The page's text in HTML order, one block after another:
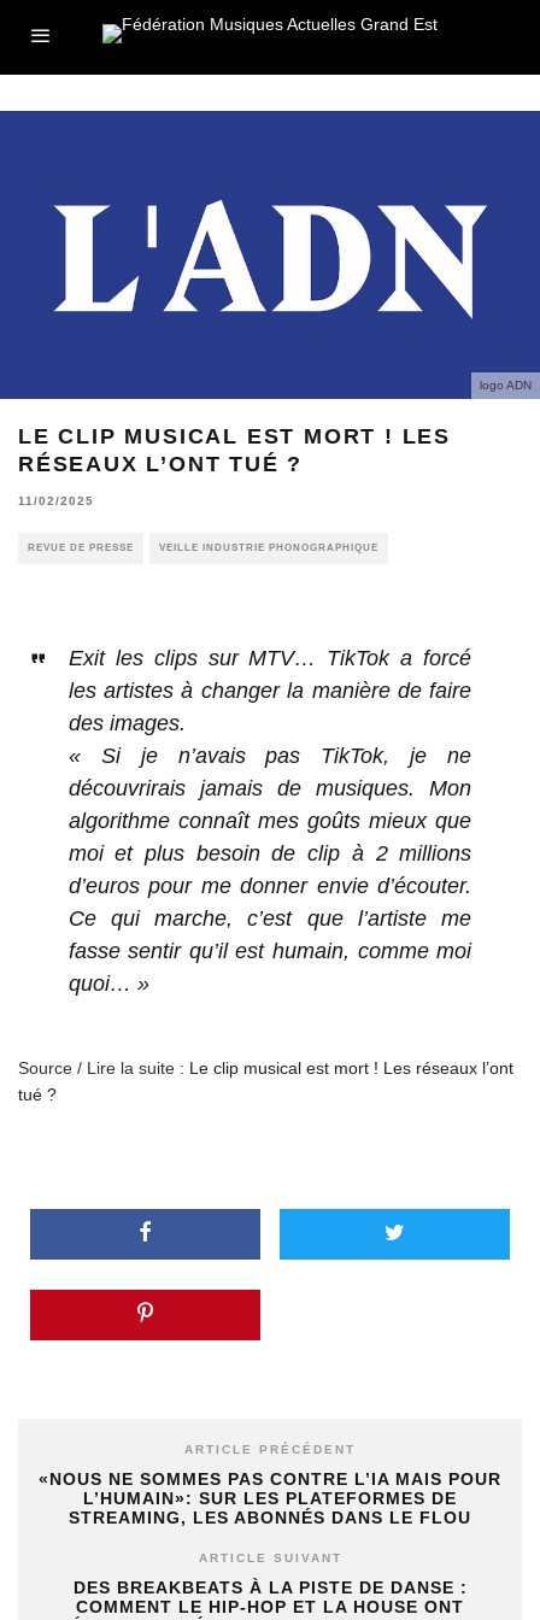
logo ADN
LE CLIP MUSICAL EST MORT ! LES
RÉSEAUX L’ONT TUÉ ?
11/02/2025
REVUE DE PRESSE VEILLE INDUSTRIE PHONOGRAPHIQUE
Exit les clips sur MTV… TikTok a forcé
les artistes à changer la manière de faire
des images.
« Si je n’avais pas TikTok, je ne
découvrirais jamais de musiques. Mon
algorithme connaît mes goûts mieux que
moi et plus besoin de clip à 2 millions
d’euros pour me donner envie d’écouter.
Ce qui marche, c’est que l’artiste me
fasse sentir qu’il est humain, comme moi
quoi… »
Source / Lire la suite : Le clip musical est mort ! Les réseaux l’ont
tué ?
ARTICLE PRÉCÉDENT
«NOUS NE SOMMES PAS CONTRE L’IA MAIS POUR
L’HUMAIN»: SUR LES PLATEFORMES DE
STREAMING, LES ABONNÉS DANS LE FLOU
ARTICLE SUIVANT
DES BREAKBEATS À LA PISTE DE DANSE :
COMMENT LE HIP-HOP ET LA HOUSE ONT